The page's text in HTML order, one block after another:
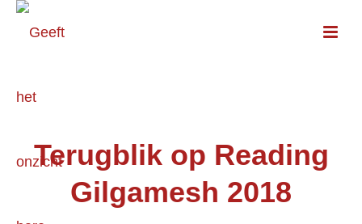
Terugblik op Reading
Gilgamesh 2018